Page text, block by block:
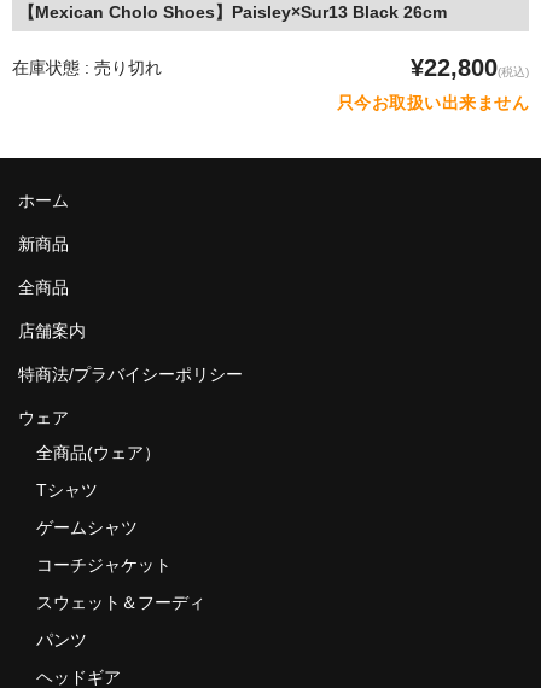
【Mexican Cholo Shoes】Paisley×Sur13 Black 26cm
在庫状態 : 売り切れ ¥22,800(税込)
只今お取扱い出来ません
ホーム
新商品
全商品
店舗案内
特商法/プラバイシーポリシー
ウェア
全商品(ウェア）
Tシャツ
ゲームシャツ
コーチジャケット
スウェット＆フーディ
パンツ
ヘッドギア